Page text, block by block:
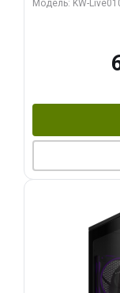
Модель: KW-